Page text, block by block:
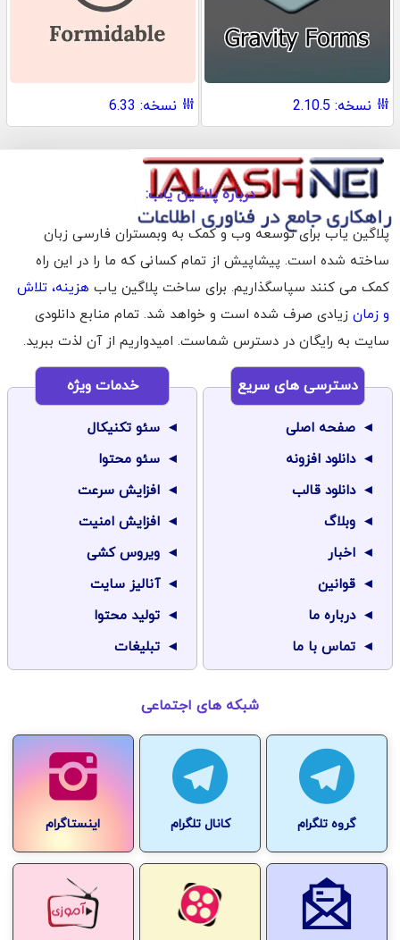
نسخه: 2.10.5 نسخه: 6.33
درباره پلاگین یاب:
پلاگین یاب برای توسعه وب و کمک به وبمستران فارسی زبان
ساخته شده است. پیشاپیش از تمام کسانی که ما را در این راه
کمک می کنند سپاسگذاریم. برای ساخت پلاگین یاب هزینه، تلاش
و زمان زیادی صرف شده است و خواهد شد. تمام منابع دانلودی
سایت به رایگان در دسترس شماست. امیدواریم از آن لذت ببرید.
دسترسی های سریع
صفحه اصلی
دانلود افزونه
دانلود قالب
وبلاگ
اخبار
قوانین
درباره ما
تماس با ما
خدمات ویژه
سئو تکنیکال
سئو محتوا
افزایش سرعت
افزایش امنیت
ویروس کشی
آنالیز سایت
تولید محتوا
تبلیغات
شبکه های اجتماعی
گروه تلگرام کانال تلگرام اینستاگرام